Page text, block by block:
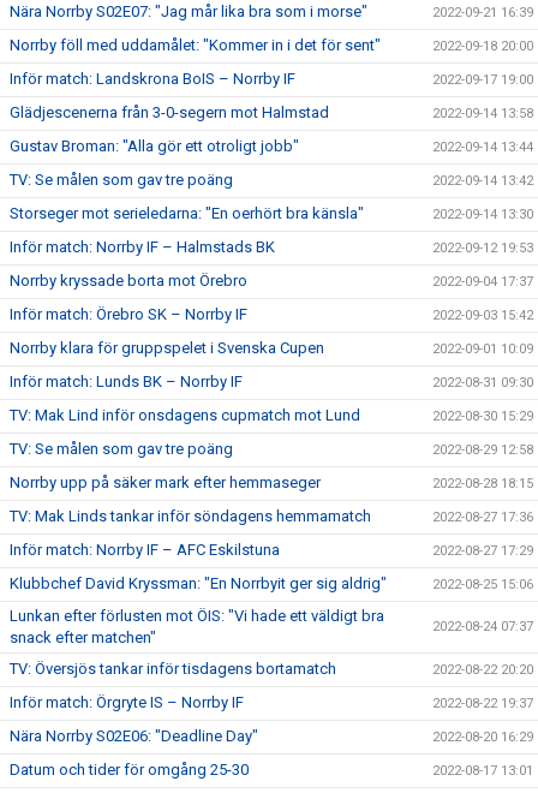
Nära Norrby S02E07: "Jag mår lika bra som i morse" 2022-09-21 16:39
Norrby föll med uddamålet: "Kommer in i det för sent" 2022-09-18 20:00
Inför match: Landskrona BoIS – Norrby IF 2022-09-17 19:00
Glädjescenerna från 3-0-segern mot Halmstad 2022-09-14 13:58
Gustav Broman: "Alla gör ett otroligt jobb" 2022-09-14 13:44
TV: Se målen som gav tre poäng 2022-09-14 13:42
Storseger mot serieledarna: "En oerhört bra känsla" 2022-09-14 13:30
Inför match: Norrby IF – Halmstads BK 2022-09-12 19:53
Norrby kryssade borta mot Örebro 2022-09-04 17:37
Inför match: Örebro SK – Norrby IF 2022-09-03 15:42
Norrby klara för gruppspelet i Svenska Cupen 2022-09-01 10:09
Inför match: Lunds BK – Norrby IF 2022-08-31 09:30
TV: Mak Lind inför onsdagens cupmatch mot Lund 2022-08-30 15:29
TV: Se målen som gav tre poäng 2022-08-29 12:58
Norrby upp på säker mark efter hemmaseger 2022-08-28 18:15
TV: Mak Linds tankar inför söndagens hemmamatch 2022-08-27 17:36
Inför match: Norrby IF – AFC Eskilstuna 2022-08-27 17:29
Klubbchef David Kryssman: "En Norrbyit ger sig aldrig" 2022-08-25 15:06
Lunkan efter förlusten mot ÖIS: "Vi hade ett väldigt bra
snack efter matchen"
2022-08-24 07:37
TV: Översjös tankar inför tisdagens bortamatch 2022-08-22 20:20
Inför match: Örgryte IS – Norrby IF 2022-08-22 19:37
Nära Norrby S02E06: "Deadline Day" 2022-08-20 16:29
Datum och tider för omgång 25-30 2022-08-17 13:01